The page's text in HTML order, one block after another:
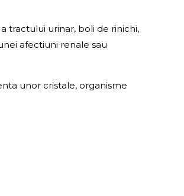
tractului urinar, boli de rinichi,
afectiuni renale sau
unor cristale, organisme